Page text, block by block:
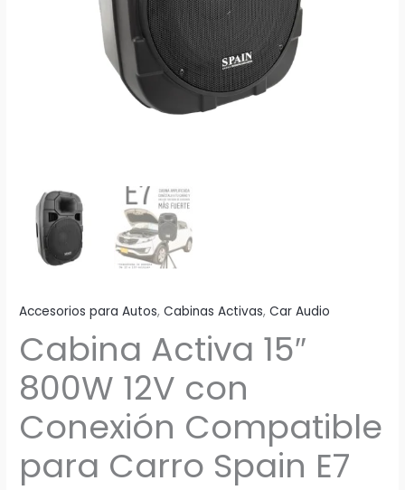
Accesorios para Autos,Cabinas Activas,Car Audio
Cabina Activa 15″
800W 12V con
Conexión Compatible
para Carro Spain E7